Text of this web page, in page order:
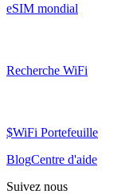
eSIM mondial
Recherche WiFi
$WiFi Portefeuille
BlogCentre d'aide
Suivez nous